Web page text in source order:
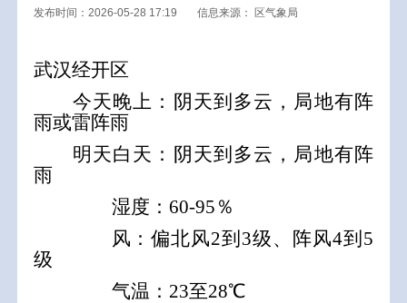
发布时间：2026-05-28 17:19 信息来源： 区气象局
武汉经开区
今天晚上 ：阴天到多云，局地有阵
雨或雷阵雨
明天白天： 阴天到多云， 局地有阵
雨
湿度：60-95％
风：偏北风2到 3级、阵风4到5
级
气温：23至28℃